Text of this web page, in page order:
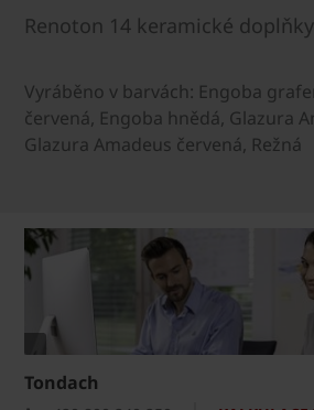
Renoton 14 keramické doplňky
Vyráběno v barvách: Engoba
červená, Engoba hnědá, Glazura
Glazura Amadeus červená, Režná
Tondach